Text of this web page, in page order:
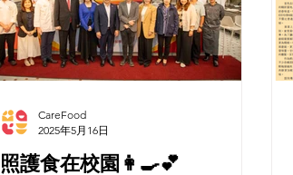
照護食在校園👩🍳💕
CareFood
2025年5月16日